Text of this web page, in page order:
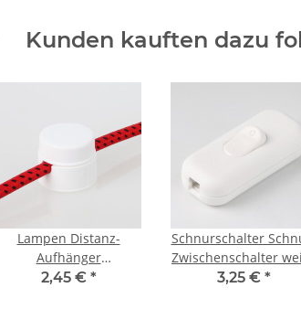
Kunden kauften dazu
Lampen Distanz-
Aufhänger
„Affenschaukel“ – Weiß
2,45 € *
Schnurschalter
Zwischenschalter
60x26mm 250V/2A für
3,25 € *